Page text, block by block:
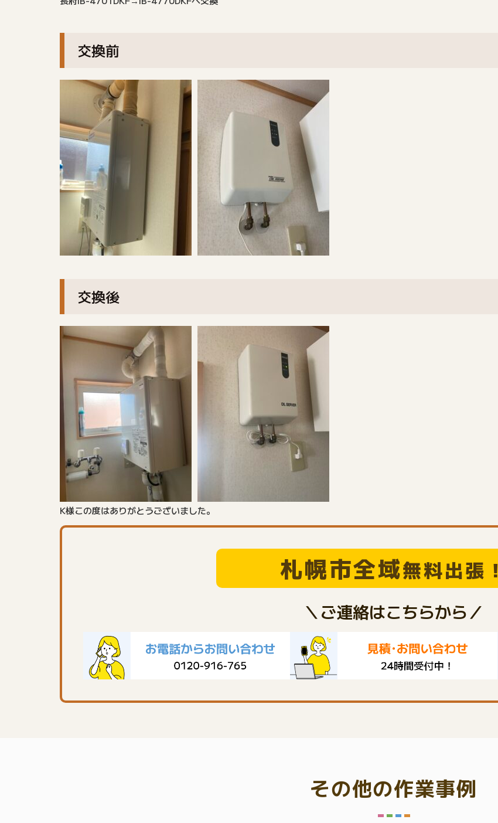
交換前
交換後
K様この度はありがとうございました。
札幌市全域無料出張！
＼ご連絡はこちらから／
その他の作業事例